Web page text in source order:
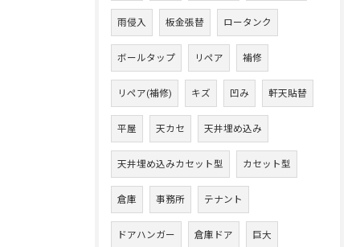
雨侵入 板金張替 ロータンク
ボールタップ リペア 補修
リペア(補修) キズ 凹み 軒天貼替
平屋 天カセ 天井埋め込み
天井埋め込みカセット型 カセット型
倉庫 事務所 テナント
ドアハンガー 倉庫ドア 巨大